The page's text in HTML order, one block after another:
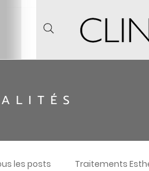
les posts Traitements